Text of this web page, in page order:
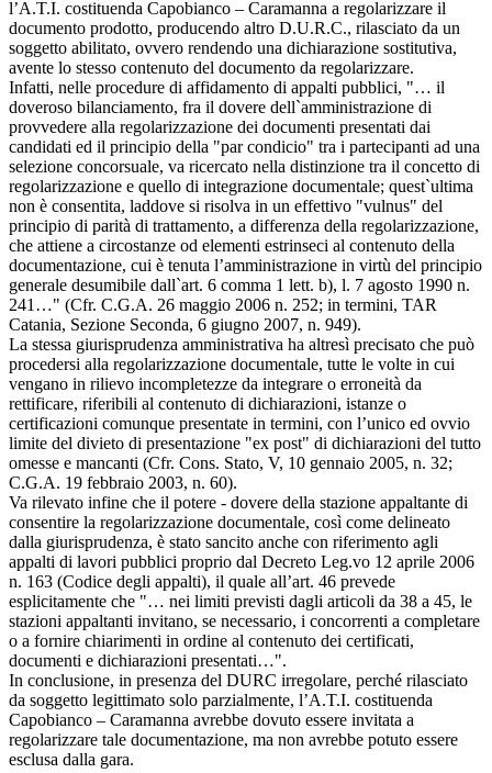
l’A.T.I. costituenda Capobianco – Caramanna a regolarizzare il
documento prodotto, producendo altro D.U.R.C., rilasciato da un
soggetto abilitato, ovvero rendendo una dichiarazione sostitutiva,
avente lo stesso contenuto del documento da regolarizzare.
Infatti, nelle procedure di affidamento di appalti pubblici, "… il
doveroso bilanciamento, fra il dovere dell`amministrazione di
provvedere alla regolarizzazione dei documenti presentati dai
candidati ed il principio della "par condicio" tra i partecipanti ad una
selezione concorsuale, va ricercato nella distinzione tra il concetto di
regolarizzazione e quello di integrazione documentale; quest`ultima
non è consentita, laddove si risolva in un effettivo "vulnus" del
principio di parità di trattamento, a differenza della regolarizzazione,
che attiene a circostanze od elementi estrinseci al contenuto della
documentazione, cui è tenuta l’amministrazione in virtù del principio
generale desumibile dall`art. 6 comma 1 lett. b), l. 7 agosto 1990 n.
241…" (Cfr. C.G.A. 26 maggio 2006 n. 252; in termini, TAR
Catania, Sezione Seconda, 6 giugno 2007, n. 949).
La stessa giurisprudenza amministrativa ha altresì precisato che può
procedersi alla regolarizzazione documentale, tutte le volte in cui
vengano in rilievo incompletezze da integrare o erroneità da
rettificare, riferibili al contenuto di dichiarazioni, istanze o
certificazioni comunque presentate in termini, con l’unico ed ovvio
limite del divieto di presentazione "ex post" di dichiarazioni del tutto
omesse e mancanti (Cfr. Cons. Stato, V, 10 gennaio 2005, n. 32;
C.G.A. 19 febbraio 2003, n. 60).
Va rilevato infine che il potere - dovere della stazione appaltante di
consentire la regolarizzazione documentale, così come delineato
dalla giurisprudenza, è stato sancito anche con riferimento agli
appalti di lavori pubblici proprio dal Decreto Leg.vo 12 aprile 2006
n. 163 (Codice degli appalti), il quale all’art. 46 prevede
esplicitamente che "… nei limiti previsti dagli articoli da 38 a 45, le
stazioni appaltanti invitano, se necessario, i concorrenti a completare
o a fornire chiarimenti in ordine al contenuto dei certificati,
documenti e dichiarazioni presentati…".
In conclusione, in presenza del DURC irregolare, perché rilasciato
da soggetto legittimato solo parzialmente, l’A.T.I. costituenda
Capobianco – Caramanna avrebbe dovuto essere invitata a
regolarizzare tale documentazione, ma non avrebbe potuto essere
esclusa dalla gara.